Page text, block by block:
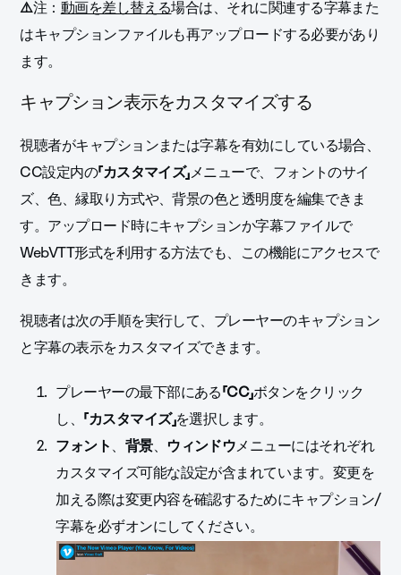
⚠️注：動画を差し替える場合は、それに関連する字幕また
はキャプションファイルも再アップロードする必要があり
ます。
キャプション表示をカスタマイズする
視聴者がキャプションまたは字幕を有効にしている場合、
CC設定内の「カスタマイズ」メニューで、 フォントのサイ
ズ、色、縁取り方式や、背景の色と透明度を編集できま
す。アップロード時にキャプションか字幕ファイルで
WebVTT形式を利用する方法でも、この機能にアクセスで
きます。
視聴者は次の手順を実行して、プレーヤーのキャプション
と字幕の表示をカスタマイズできます。
プレーヤーの最下部にある「CC」ボタンをクリック
し、 「カスタマイズ」を選択します。
フォント、 背景、 ウィンドウメニューにはそれぞれ
カスタマイズ可能な設定が含まれています。変更を
加える際は変更内容を確認するためにキャプション/
字幕を必ずオンにしてください。